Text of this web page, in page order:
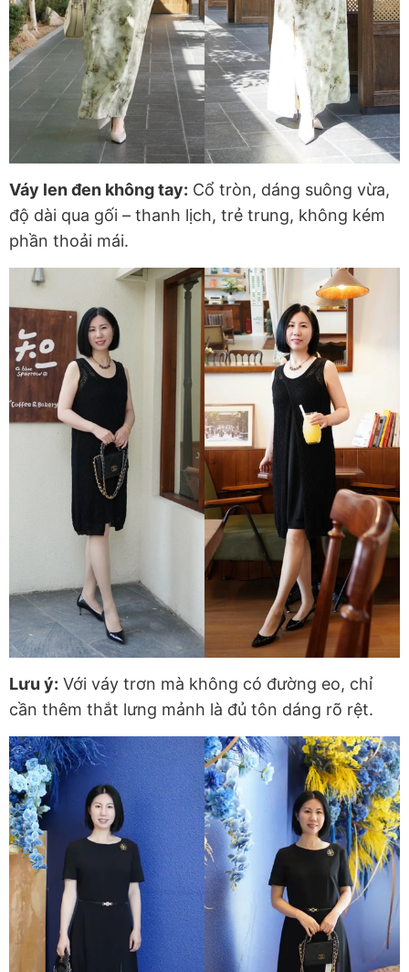
Váy len đen không tay: Cổ tròn, dáng suông vừa,
độ dài qua gối – thanh lịch, trẻ trung, không kém
phần thoải mái.
Lưu ý: Với váy trơn mà không có đường eo, chỉ
cần thêm thắt lưng mảnh là đủ tôn dáng rõ rệt.